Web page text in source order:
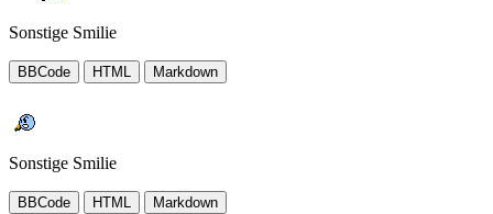
Sonstige Smilie
BBCode HTML Markdown
Sonstige Smilie
BBCode HTML Markdown